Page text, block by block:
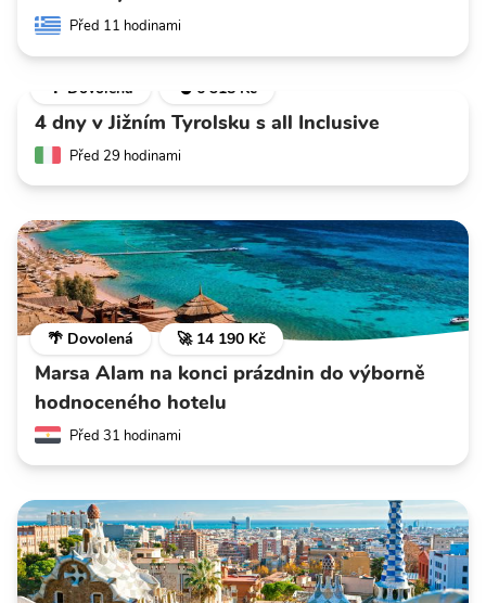
Před 11 hodinami
🌴 Dovolená 💣 6 318 Kč
4 dny v Jižním Tyrolsku s all Inclusive
Před 29 hodinami
🌴 Dovolená 🚀 14 190 Kč
Marsa Alam na konci prázdnin do výborně
hodnoceného hotelu
Před 31 hodinami